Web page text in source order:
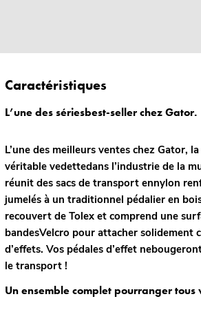
Caractéristiques
L’une des sériesbest-seller chez Gator.
L’une des meilleurs ventes chez Gator,
véritable vedettedans l’industrie de la
réunit des sacs de transport ennylon
jumelés à un traditionnel pédalier en
recouvert de Tolex et comprend une
bandesVelcro pour attacher solidement
d’effets. Vos pédales d’effet
le transport !
Un ensemble complet pourranger tous